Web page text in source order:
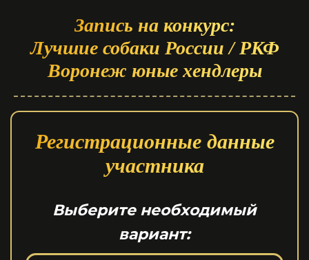
Запись на конкурс:
Лучшие собаки России / РКФ
Воронеж юные хендлеры
Регистрационные данные
участника
Выберите необходимый
вариант: